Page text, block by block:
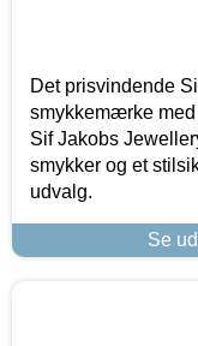
Det prisvindende
smykkemærke
Sif Jakobs
smykker og et
udvalg.
Se